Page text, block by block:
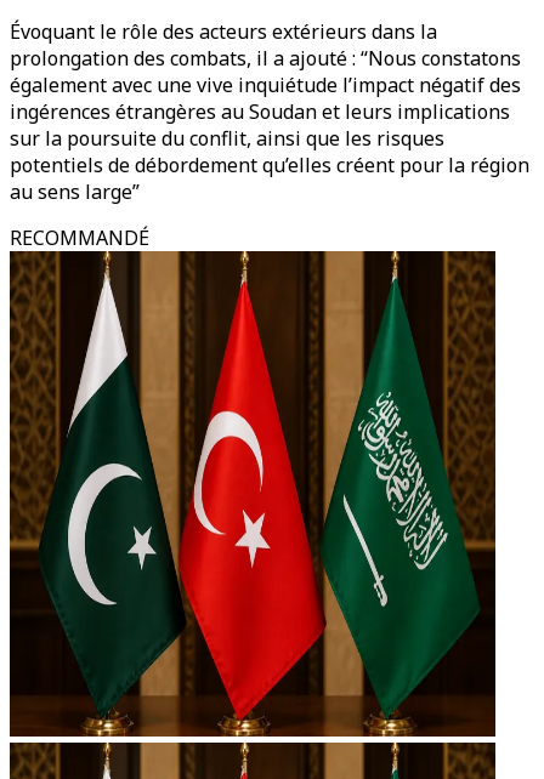
Évoquant le rôle des acteurs extérieurs dans la
prolongation des combats, il a ajouté : “Nous constatons
également avec une vive inquiétude l’impact négatif des
ingérences étrangères au Soudan et leurs implications
sur la poursuite du conflit, ainsi que les risques
potentiels de débordement qu’elles créent pour la région
au sens large”
RECOMMANDÉ